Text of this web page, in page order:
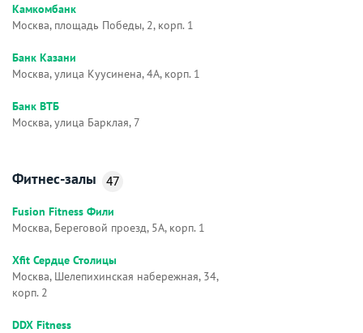
Камкомбанк
Москва, площадь Победы, 2, корп. 1
Банк Казани
Москва, улица Куусинена, 4А, корп. 1
Банк ВТБ
Москва, улица Барклая, 7
Фитнес-залы 47
Fusion Fitness Фили
Москва, Береговой проезд, 5А, корп. 1
Xfit Сердце Столицы
Москва, Шелепихинская набережная, 34,
корп. 2
DDX Fitness